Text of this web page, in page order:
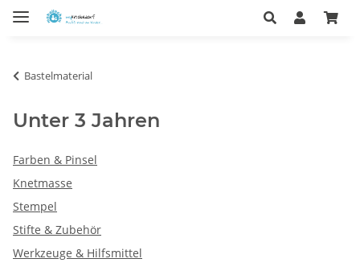
Bastelmaterial
Unter 3 Jahren
Farben & Pinsel
Knetmasse
Stempel
Stifte & Zubehör
Werkzeuge & Hilfsmittel